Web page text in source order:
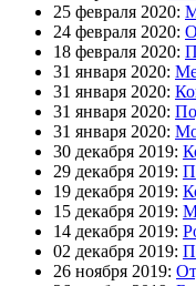
25 февраля 2020:
24 февраля 2020:
18 февраля 2020:
31 января 2020:
31 января 2020:
31 января 2020:
31 января 2020:
30 декабря 2019:
29 декабря 2019:
19 декабря 2019:
15 декабря 2019:
14 декабря 2019:
02 декабря 2019:
26 ноября 2019: